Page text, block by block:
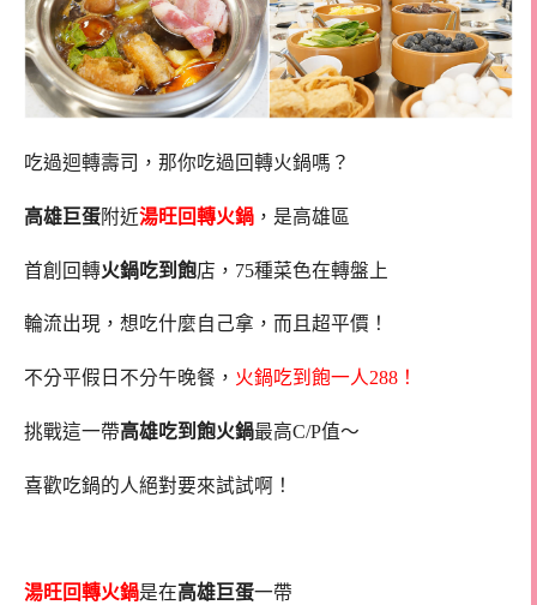
吃過迴轉壽司，那你吃過回轉火鍋嗎？
高雄巨蛋附近湯旺回轉火鍋 ，是高雄區
首創回轉火鍋吃到飽店，75種菜色在轉盤上
輪流出現，想吃什麼自己拿，而且超平價！
不分平假日不分午晚餐， 火鍋吃到飽一人288！
挑戰這一帶高雄吃到飽火鍋最高C/P值～
喜歡吃鍋的人絕對要來試試啊！
湯旺回轉火鍋是在高雄巨蛋一帶